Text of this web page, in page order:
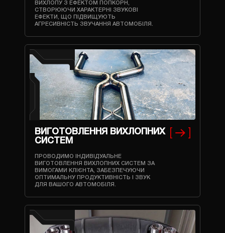
ВИХЛОПУ З ЕФЕКТОМ ПОПКОРН,
СТВОРЮЮЧИ ХАРАКТЕРНІ ЗВУКОВІ
ЕФЕКТИ, ЩО ПІДВИЩУЮТЬ
АГРЕСИВНІСТЬ ЗВУЧАННЯ АВТОМОБІЛЯ.
ВИГОТОВЛЕННЯ ВИХЛОПНИХ
СИСТЕМ
ПРОВОДИМО ІНДИВІДУАЛЬНЕ
ВИГОТОВЛЕННЯ ВИХЛОПНИХ СИСТЕМ ЗА
ВИМОГАМИ КЛІЄНТА, ЗАБЕЗПЕЧУЮЧИ
ОПТИМАЛЬНУ ПРОДУКТИВНІСТЬ І ЗВУК
ДЛЯ ВАШОГО АВТОМОБІЛЯ.